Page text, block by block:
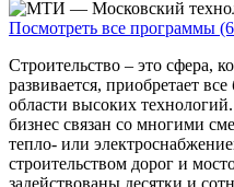
Посмотреть все программы
Строительство – это сфера,
развивается, приобретает
области высоких
бизнес связан со многими
тепло- или
строительством дорог и